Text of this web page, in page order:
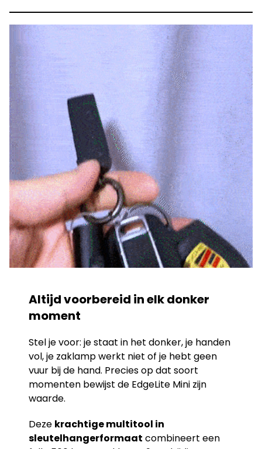
Altijd voorbereid in elk donker
moment
Stel je voor: je staat in het donker, je handen
vol, je zaklamp werkt niet of je hebt geen
vuur bij de hand. Precies op dat soort
momenten bewijst de EdgeLite Mini zijn
waarde.
Deze krachtige multitool in
sleutelhangerformaat combineert een